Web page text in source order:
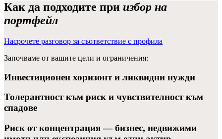
Как да подходите при избор на
портфейл
Насрочете разговор за съответствие с профила
Започваме от вашите цели и ограничения:
Инвестиционен хоризонт и ликвидни нужди
Толерантност към риск и чувствителност към
спадове
Риск от концентрация — бизнес, недвижими